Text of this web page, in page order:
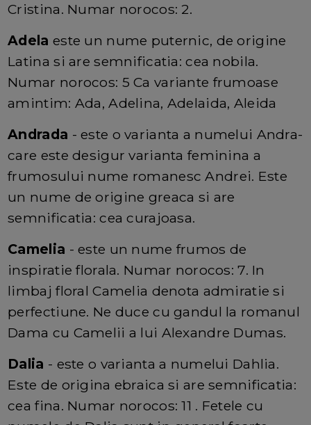
Cristina. Numar norocos: 2.
Adela este un nume puternic, de origine
Latina si are semnificatia: cea nobila.
Numar norocos: 5 Ca variante frumoase
amintim: Ada, Adelina, Adelaida, Aleida
Andrada - este o varianta a numelui Andra-
care este desigur varianta feminina a
frumosului nume romanesc Andrei. Este
un nume de origine greaca si are
semnificatia: cea curajoasa.
Camelia - este un nume frumos de
inspiratie florala. Numar norocos: 7. In
limbaj floral Camelia denota admiratie si
perfectiune. Ne duce cu gandul la romanul
Dama cu Camelii a lui Alexandre Dumas.
Dalia - este o varianta a numelui Dahlia.
Este de origina ebraica si are semnificatia:
cea fina. Numar norocos: 11 . Fetele cu